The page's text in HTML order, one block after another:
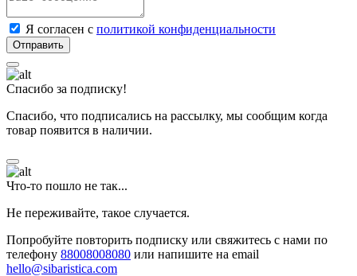
Я согласен с политикой конфиденциальности
Спасибо за подписку!
Спасибо, что подписались на рассылку, мы сообщим когда
товар появится в наличии.
Что-то пошло не так...
Не переживайте, такое случается.
Попробуйте повторить подписку или свяжитесь с нами по
телефону 88008008080 или напишите на email
hello@sibaristica.com